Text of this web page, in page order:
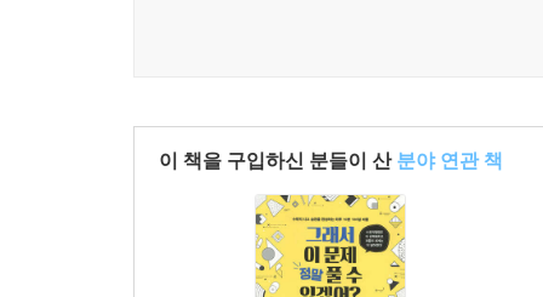
이 책을 구입하신 분들이 산 분야 연관 책